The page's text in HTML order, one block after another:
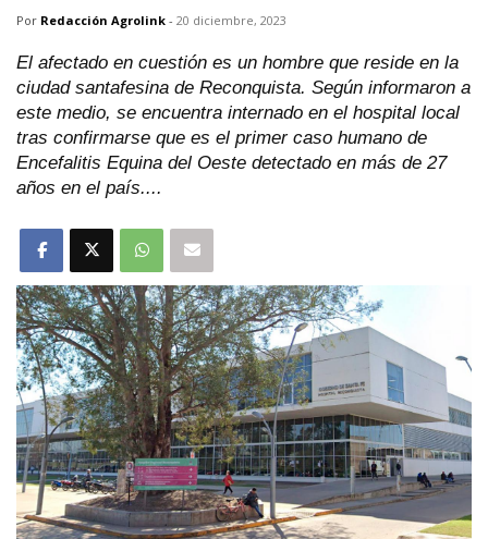
Por Redacción Agrolink - 20 diciembre, 2023
El afectado en cuestión es un hombre que reside en la
ciudad santafesina de Reconquista. Según informaron a
este medio, se encuentra internado en el hospital local
tras confirmarse que es el primer caso humano de
Encefalitis Equina del Oeste detectado en más de 27
años en el país....